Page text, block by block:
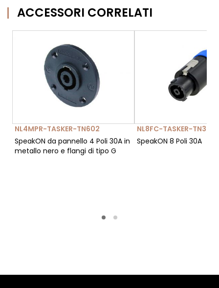
ACCESSORI CORRELATI
NL4MPR-TASKER-TN602
SpeakON da pannello 4 Poli 30A in
metallo nero e flangi di tipo G
NL8FC-TASKER-TN305
SpeakON 8 Poli 30A